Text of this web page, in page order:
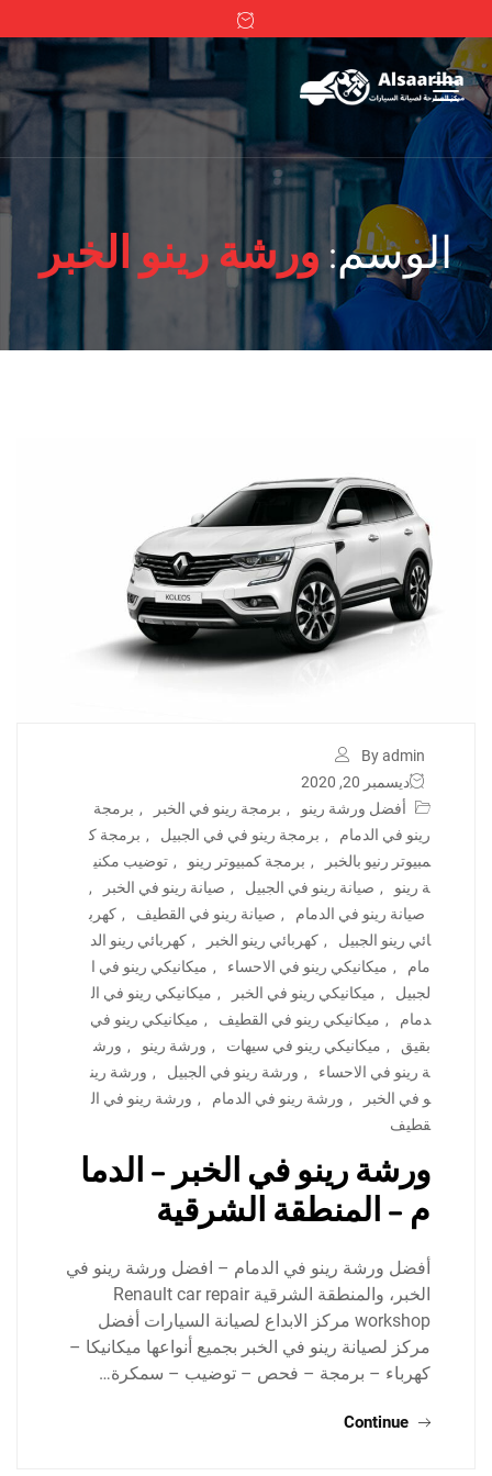
الوسم:ورشة رينو الخبر
By admin
ديسمبر 20, 2020
أفضل ورشة رينو
, برمجة رينو في الخبر , برمجة
رينو في الدمام
, برمجة رينو في في الجبيل , برمجة ك
مبيوتر رنيو بالخبر
, برمجة كمبيوتر رينو , توضيب مكني
ة رينو
, صيانة رينو في الجبيل , صيانة رينو في الخبر
,
صيانة رينو في الدمام
, صيانة رينو في القطيف , كهرب
ائي رينو الجبيل
, كهربائي رينو الخبر , كهربائي رينو الد
مام
, ميكانيكي رينو في الاحساء , ميكانيكي رينو في ا
لجبيل
, ميكانيكي رينو في الخبر , ميكانيكي رينو في ال
دمام
, ميكانيكي رينو في القطيف , ميكانيكي رينو في
بقيق
, ميكانيكي رينو في سيهات , ورشة رينو , ورش
ة رينو في الاحساء
, ورشة رينو في الجبيل , ورشة رين
و في الخبر
, ورشة رينو في الدمام , ورشة رينو في ال
قطيف
ورشة رينو في الخبر – الدما
م – المنطقة الشرقية
أفضل ورشة رينو في الدمام – افضل ورشة رينو في
الخبر، والمنطقة الشرقية Renault car repair
workshop مركز الابداع لصيانة السيارات أفضل
مركز لصيانة رينو في الخبر بجميع أنواعها ميكانيكا –
كهرباء – برمجة – فحص – توضيب – سمكرة…
Continue